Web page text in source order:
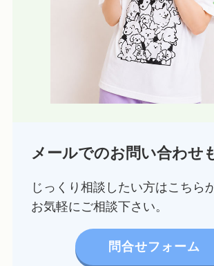
メールでのお問い合わせ
じっくり相談したい方はこちら
お気軽にご相談下さい。
問合せフォーム